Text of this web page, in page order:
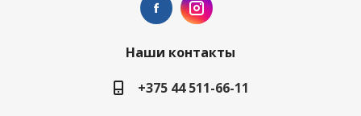
Наши контакты
+375 44 511-66-11